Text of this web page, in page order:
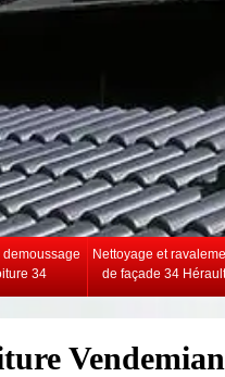
demoussage
34
Nettoyage et
de façade 34